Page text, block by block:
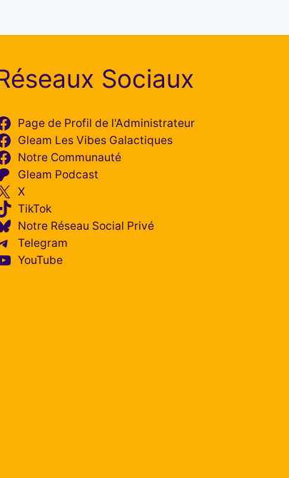
Sociaux
Page de Profil de l'Administrateur
Gleam Les Vibes Galactiques
Notre Communauté
Gleam Podcast
X
TikTok
Notre Réseau Social Privé
Telegram
YouTube